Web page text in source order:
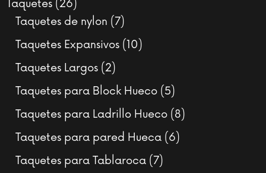
Taquetes 2626
productos
Taquetes de nylon 77
productos
Taquetes Expansivos 1010
Taquetes Largos 22
productos
Taquetes para Block Hueco 55
productos
Taquetes para Ladrillo Hueco 88
Taquetes para pared Hueca 66
Taquetes para Tablaroca 77